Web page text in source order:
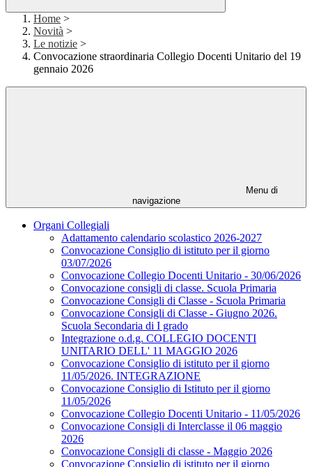
Home >
Novità >
Le notizie >
Convocazione straordinaria Collegio Docenti Unitario del 19
gennaio 2026
Menu di
navigazione
Organi Collegiali
Adattamento calendario scolastico 2026-2027
Convocazione Consiglio di istituto per il giorno
03/07/2026
Convocazione Collegio Docenti Unitario - 30/06/2026
Convocazione consigli di classe. Scuola Primaria
Convocazione Consigli di Classe - Scuola Primaria
Convocazione Consigli di Classe - Giugno 2026.
Scuola Secondaria di I grado
Integrazione o.d.g. COLLEGIO DOCENTI
UNITARIO DELL' 11 MAGGIO 2026
Convocazione Consiglio di istituto per il giorno
11/05/2026. INTEGRAZIONE
Convocazione Consiglio di Istituto per il giorno
11/05/2026
Convocazione Collegio Docenti Unitario - 11/05/2026
Convocazione Consigli di Interclasse il 06 maggio
2026
Convocazione Consigli di classe - Maggio 2026
Convocazione Consiglio di istituto per il giorno